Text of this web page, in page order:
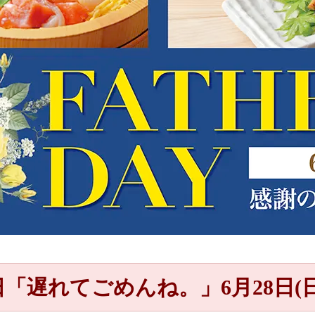
遅れてごめんね。」 6月28日(